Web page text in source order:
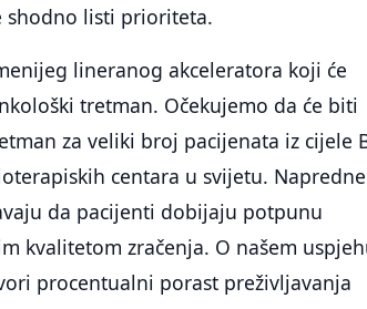
shodno listi prioriteta.
lineranog akceleratora koji će
tretman. Očekujemo da će biti
za veliki broj pacijenata iz cijele
centara u svijetu. Napredne
da pacijenti dobijaju potpunu
kvalitetom zračenja. O našem
procentualni porast preživljavanja